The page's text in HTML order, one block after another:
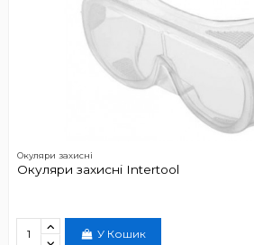
Окуляри захисні
Окуляри захисні Intertool
У Кошик